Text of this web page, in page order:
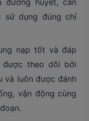
đường huyết, cân
sử dụng đúng chỉ
nạp tốt và đáp
được theo dõi bởi
và luôn được đánh
vận động cùng